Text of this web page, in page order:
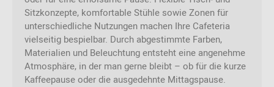
Sitzkonzepte, komfortable Stühle sowie Zonen für
unterschiedliche Nutzungen machen Ihre Cafeteria
vielseitig bespielbar. Durch abgestimmte Farben,
Materialien und Beleuchtung entsteht eine angenehme
Atmosphäre, in der man gerne bleibt – ob für die kurze
Kaffeepause oder die ausgedehnte Mittagspause.